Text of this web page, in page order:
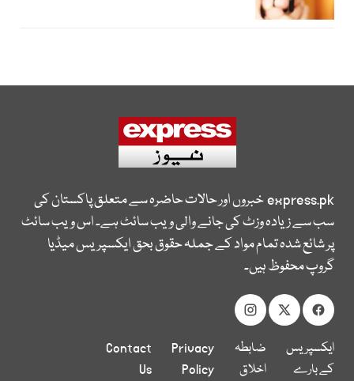
express.pkخبروں اور حالات حاضرہ سے متعلق پاکستان کی
سب سے زیادہ وزٹ کی جانے والی ویب سائٹ ہے۔ اس ویب سائٹ
پر شائع شدہ تمام مواد کے جملہ حقوق بحق ایکسپریس میڈیا
گروپ محفوظ ہیں۔
ایکسپریس
کے بارے
ضابطہ
اخلاق
Privacy
Policy
Contact
Us